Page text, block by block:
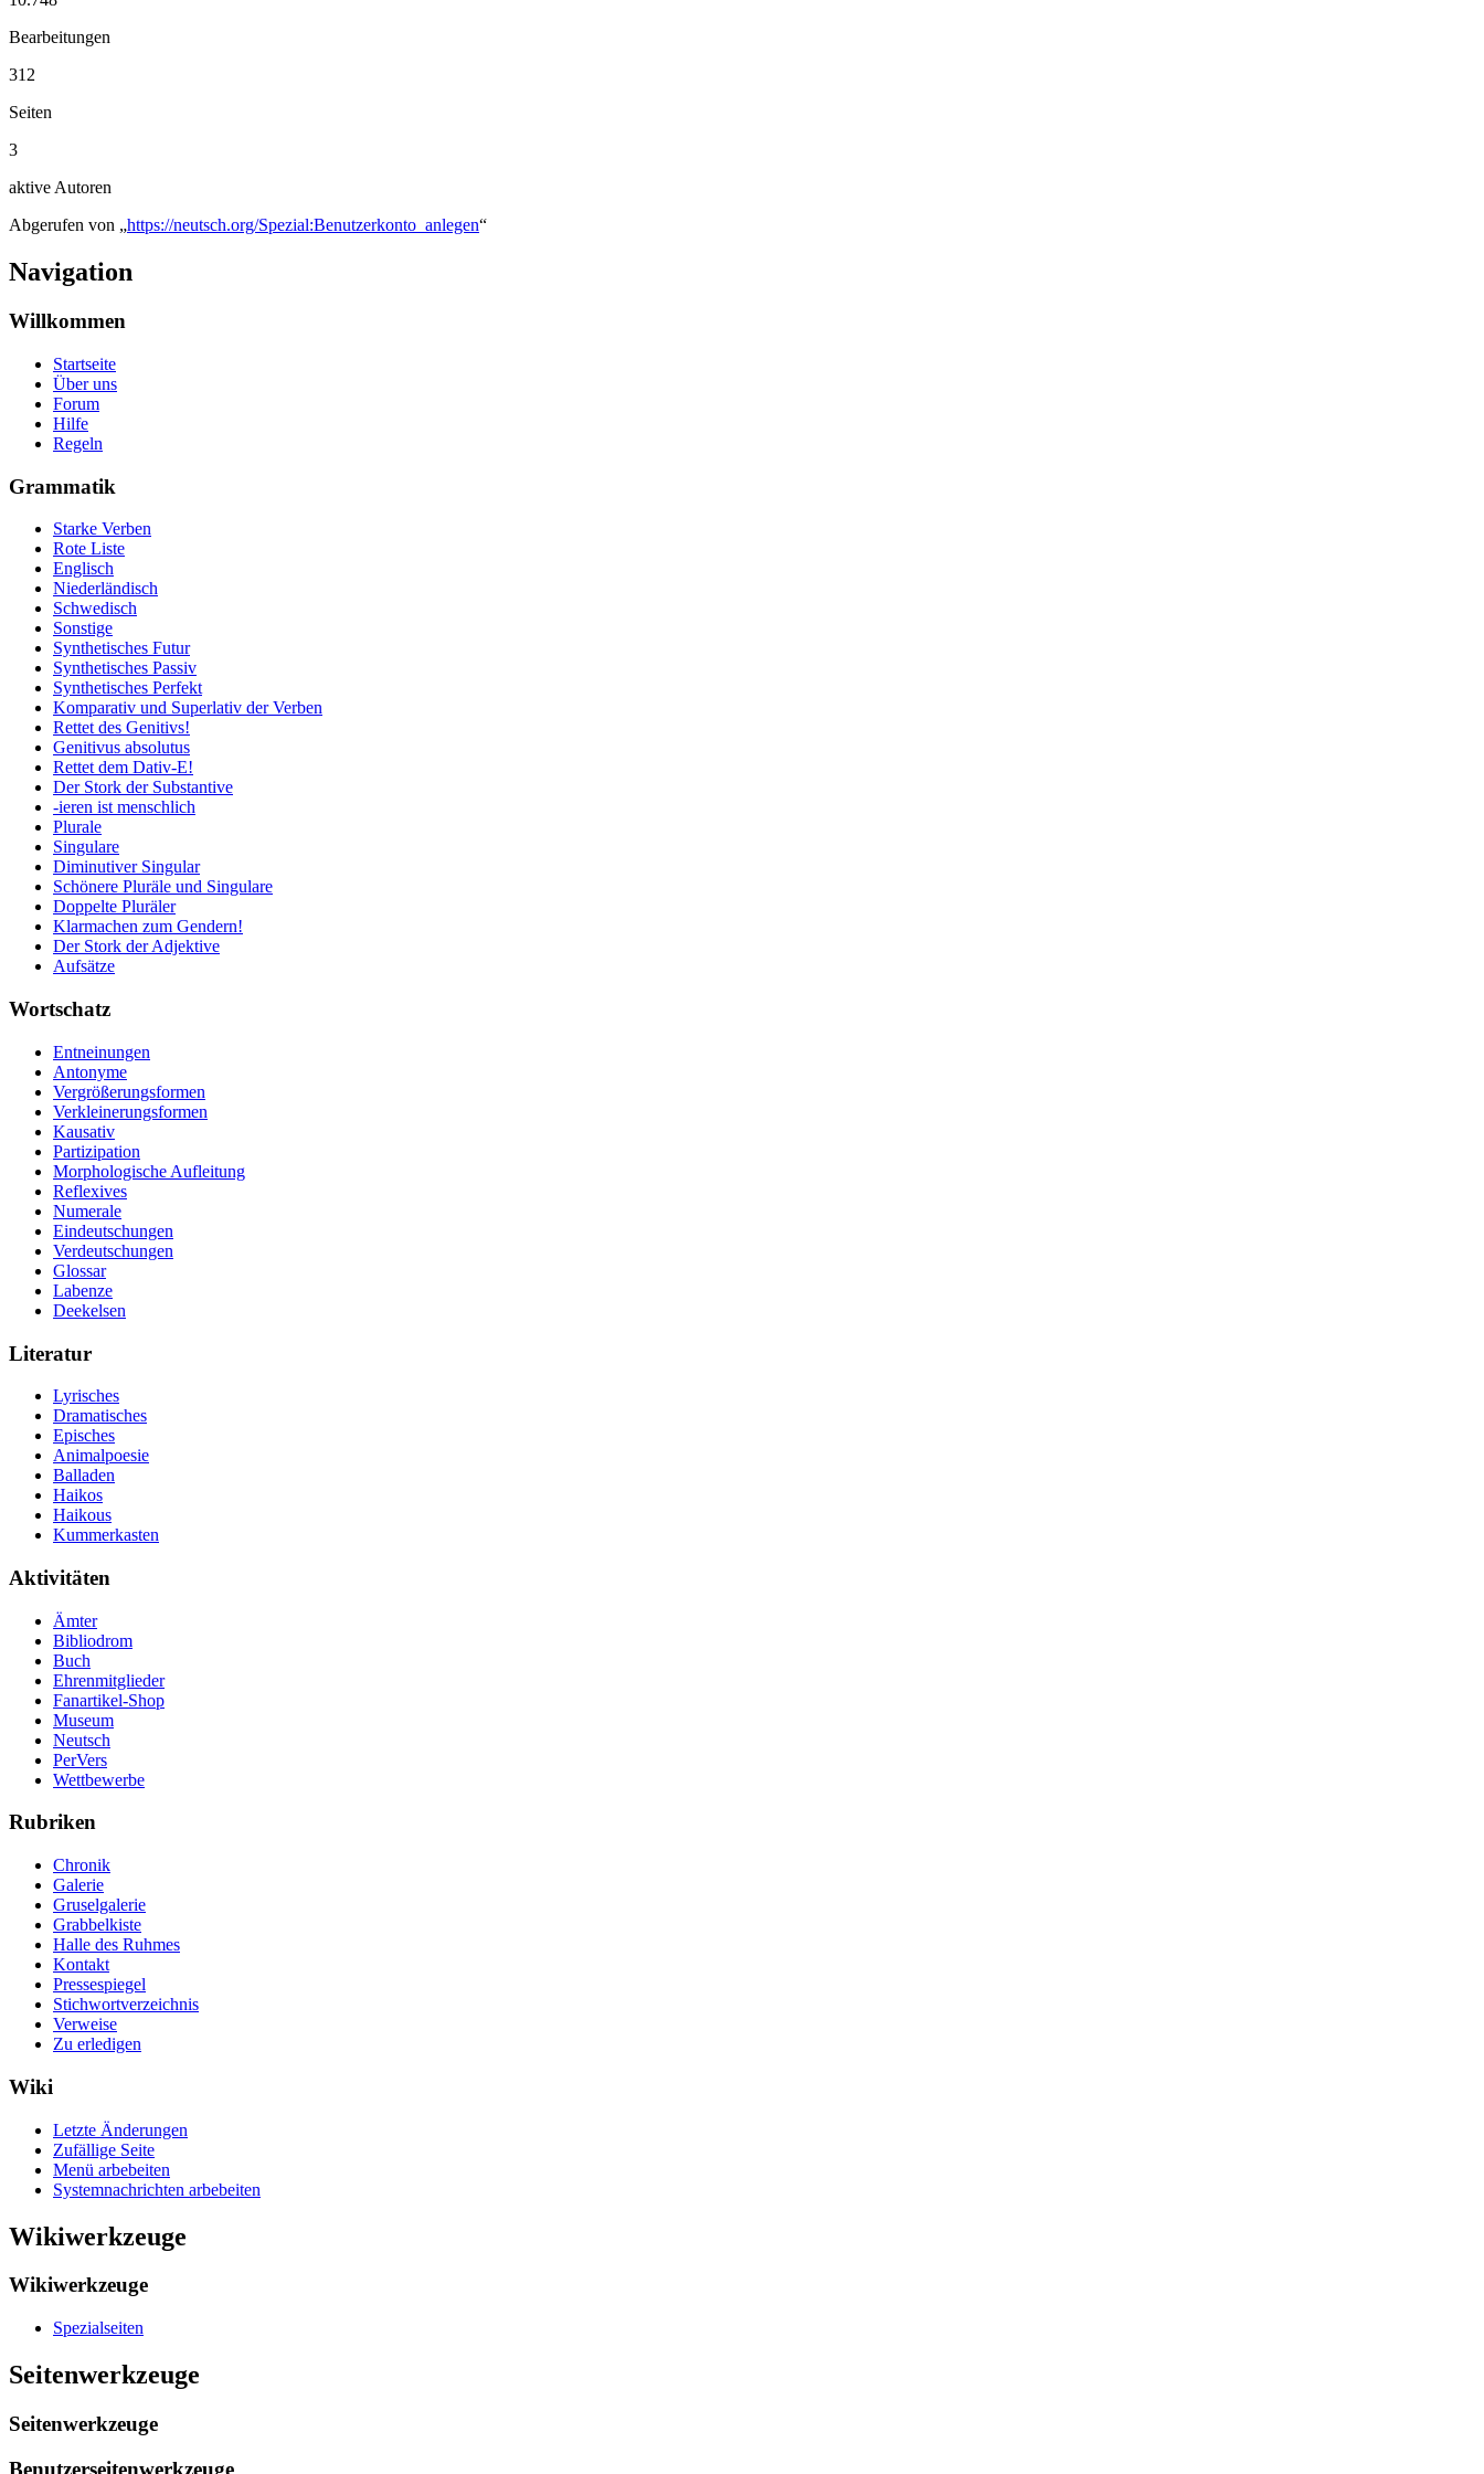
Bearbeitungen
312
Seiten
3
aktive Autoren
Abgerufen von „https://neutsch.org/Spezial:Benutzerkonto_anlegen“
Navigation
Willkommen
Startseite
Über uns
Forum
Hilfe
Regeln
Grammatik
Starke Verben
Rote Liste
Englisch
Niederländisch
Schwedisch
Sonstige
Synthetisches Futur
Synthetisches Passiv
Synthetisches Perfekt
Komparativ und Superlativ der Verben
Rettet des Genitivs!
Genitivus absolutus
Rettet dem Dativ-E!
Der Stork der Substantive
-ieren ist menschlich
Plurale
Singulare
Diminutiver Singular
Schönere Pluräle und Singulare
Doppelte Pluräler
Klarmachen zum Gendern!
Der Stork der Adjektive
Aufsätze
Wortschatz
Entneinungen
Antonyme
Vergrößerungsformen
Verkleinerungsformen
Kausativ
Partizipation
Morphologische Aufleitung
Reflexives
Numerale
Eindeutschungen
Verdeutschungen
Glossar
Labenze
Deekelsen
Literatur
Lyrisches
Dramatisches
Episches
Animalpoesie
Balladen
Haikos
Haikous
Kummerkasten
Aktivitäten
Ämter
Bibliodrom
Buch
Ehrenmitglieder
Fanartikel-Shop
Museum
Neutsch
PerVers
Wettbewerbe
Rubriken
Chronik
Galerie
Gruselgalerie
Grabbelkiste
Halle des Ruhmes
Kontakt
Pressespiegel
Stichwortverzeichnis
Verweise
Zu erledigen
Wiki
Letzte Änderungen
Zufällige Seite
Menü arbebeiten
Systemnachrichten arbebeiten
Wikiwerkzeuge
Wikiwerkzeuge
Spezialseiten
Seitenwerkzeuge
Seitenwerkzeuge
Benutzerseitenwerkzeuge